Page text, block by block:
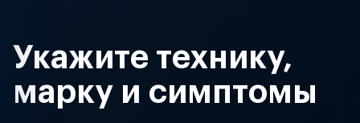
Укажите технику,
марку и симптомы